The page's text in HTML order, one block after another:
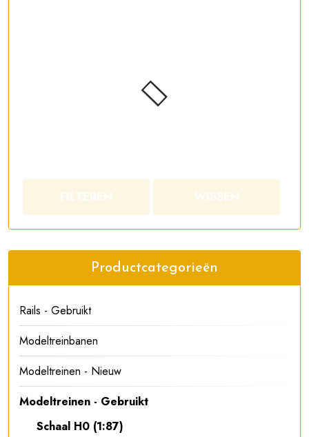
FILTEREN WISSEN
Productcategorieën
Rails - Gebruikt
Modeltreinbanen
Modeltreinen - Nieuw
Modeltreinen - Gebruikt
Schaal H0 (1:87)